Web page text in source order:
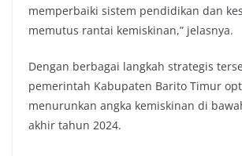
memperbaiki sistem pendidikan dan
memutus rantai kemiskinan,” jelasnya.
Dengan berbagai langkah strategis
pemerintah Kabupaten Barito Timur
menurunkan angka kemiskinan di
akhir tahun 2024.